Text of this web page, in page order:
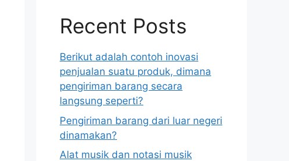
Recent Posts
Berikut adalah contoh inovasi
penjualan suatu produk, dimana
pengiriman barang secara
langsung seperti?
Pengiriman barang dari luar negeri
dinamakan?
Alat musik dan notasi musik